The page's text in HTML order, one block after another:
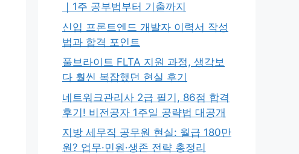
｜1주 공부법부터 기출까지
신입 프론트엔드 개발자 이력서 작성
법과 합격 포인트
풀브라이트 FLTA 지원 과정, 생각보
다 훨씬 복잡했던 현실 후기
네트워크관리사 2급 필기, 86점 합격
후기! 비전공자 1주일 공략법 대공개
지방 세무직 공무원 현실: 월급 180만
원? 업무·민원·생존 전략 총정리